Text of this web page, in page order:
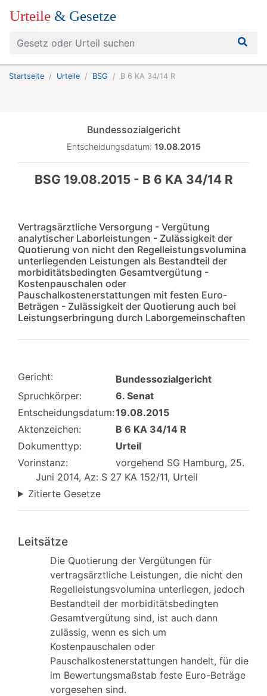
Urteile & Gesetze
Startseite Urteile BSG B 6 KA 34/14 R
Bundessozialgericht
Entscheidungsdatum: 19.08.2015
BSG 19.08.2015 - B 6 KA 34/14 R
Vertragsärztliche Versorgung - Vergütung
analytischer Laborleistungen - Zulässigkeit der
Quotierung von nicht den Regelleistungsvolumina
unterliegenden Leistungen als Bestandteil der
morbiditätsbedingten Gesamtvergütung -
Kostenpauschalen oder
Pauschalkostenerstattungen mit festen Euro-
Beträgen - Zulässigkeit der Quotierung auch bei
Leistungserbringung durch Laborgemeinschaften
Gericht:
Bundessozialgericht
Spruchkörper:
6. Senat
Entscheidungsdatum:19.08.2015
Aktenzeichen:
B 6 KA 34/14 R
Dokumenttyp:
Urteil
Vorinstanz:
vorgehend SG Hamburg, 25.
Juni 2014, Az: S 27 KA 152/11, Urteil
Zitierte Gesetze
Leitsätze
Die Quotierung der Vergütungen für
vertragsärztliche Leistungen, die nicht den
Regelleistungsvolumina unterliegen, jedoch
Bestandteil der morbiditätsbedingten
Gesamtvergütung sind, ist auch dann
zulässig, wenn es sich um
Kostenpauschalen oder
Pauschalkostenerstattungen handelt, für die
im Bewertungsmaßstab feste Euro-Beträge
vorgesehen sind.